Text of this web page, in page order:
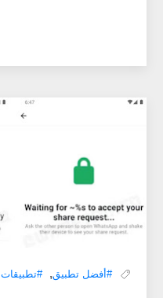
#أفضل تطبيق, #تطبيقات